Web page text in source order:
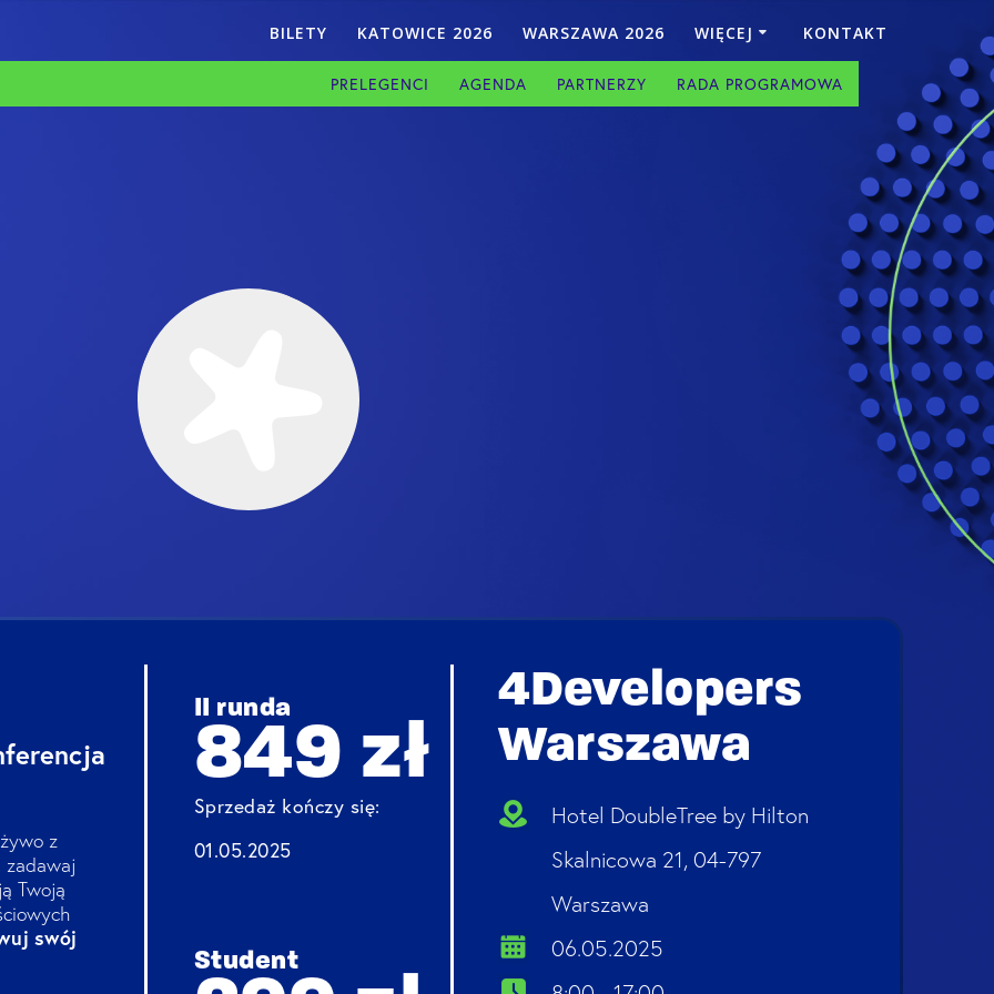
BILETY KATOWICE 2026 WARSZAWA 2026 WIĘCEJ KONTAKT
PRELEGENCI AGENDA PARTNERZY RADA PROGRAMOWA
z
zadawaj
Twoją
swój
II runda
849 zł
Sprzedaż kończy się:
01.05.2025
Student
4Developers
Warszawa
Hotel DoubleTree by Hilton
Skalnicowa 21, 04-797
Warszawa
06.05.2025